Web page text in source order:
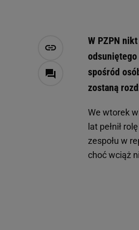
W PZPN
spośród
zostaną
We wtorek
lat pełnił
zespołu w
choć wciąż